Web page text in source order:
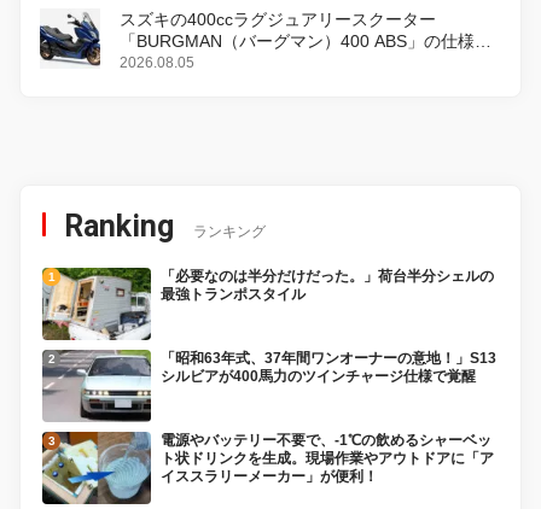
スズキの400ccラグジュアリースクーター
「BURGMAN（バーグマン）400 ABS」の仕様を
変更し、8月18日に発売
2026.08.05
Ranking ランキング
「必要なのは半分だけだった。」荷台半分シェルの
最強トランポスタイル
「昭和63年式、37年間ワンオーナーの意地！」S13
シルビアが400馬力のツインチャージ仕様で覚醒
電源やバッテリー不要で、-1℃の飲めるシャーベッ
ト状ドリンクを生成。現場作業やアウトドアに「ア
イススラリーメーカー」が便利！